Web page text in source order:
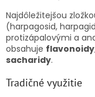
Najdôležitejšou
(harpagosid,
protizápalovými a
obsahuje
sacharidy.
Tradičné využitie